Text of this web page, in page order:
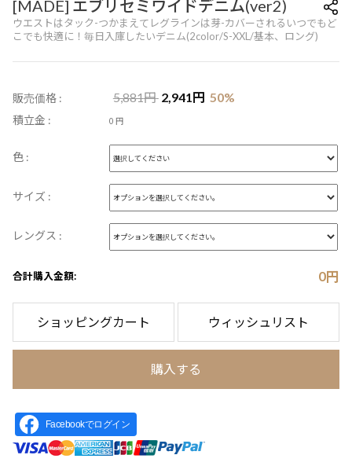
[MADE] エブリセミワイドデニム(ver2)
ウエストはタック-つかまえてレグラインは芽-カバーされるいつでもど
こでも快適に！毎日入庫したいデニム(2color/S-XXL/基本、ロング)
販売価格 : 5,881円 2,941 円 50%
積立金 : 0 円
色 :
サイズ :
レングス :
合計購入金額: 0円
ショッピングカート ウィッシュリスト
購入する
Facebookでログイン